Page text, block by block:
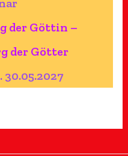
der Göttin –
der Götter
30.05.2027